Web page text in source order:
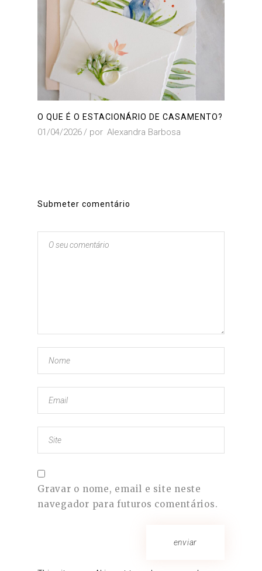
O QUE É O ESTACIONÁRIO DE CASAMENTO?
01/04/2026 por Alexandra Barbosa
Submeter comentário
Gravar o nome, email e site neste
navegador para futuros comentários.
enviar